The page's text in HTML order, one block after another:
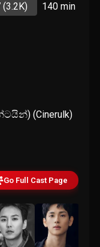
(3.2K) 140 min
(Cinerulk)
Go Full Cast Page